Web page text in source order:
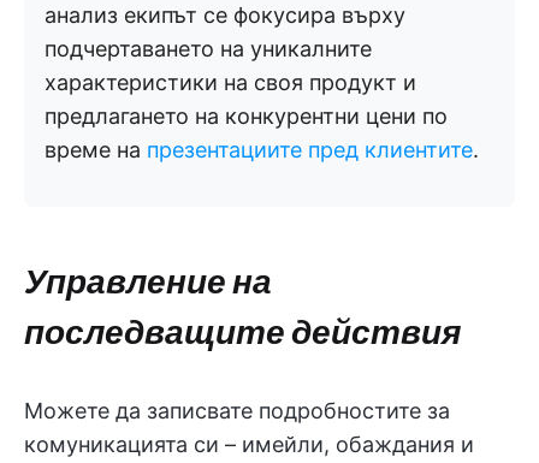
анализ екипът се фокусира върху
подчертаването на уникалните
характеристики на своя продукт и
предлагането на конкурентни цени по
време на презентациите пред клиентите.
Управление на
последващите действия
Можете да записвате подробностите за
комуникацията си – имейли, обаждания и